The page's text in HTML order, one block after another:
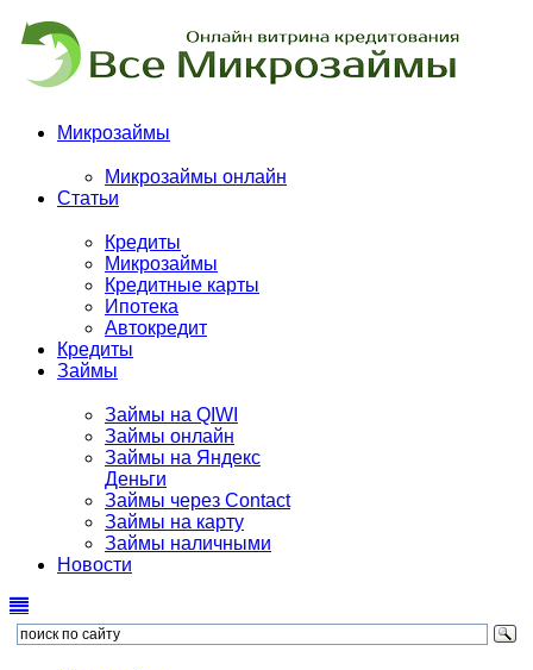
Микрозаймы
Микрозаймы онлайн
Статьи
Кредиты
Микрозаймы
Кредитные карты
Ипотека
Автокредит
Кредиты
Займы
Займы на QIWI
Займы онлайн
Займы на Яндекс
Деньги
Займы через Contact
Займы на карту
Займы наличными
Новости